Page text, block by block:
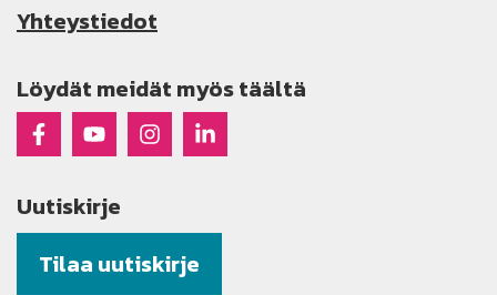
Yhteystiedot
Löydät meidät myös täältä
Raseko Facebookissa
Raseko Youtubessa
Raseko Instagramissa
Raseko Linkedinissä
Uutiskirje
Tilaa uutiskirje